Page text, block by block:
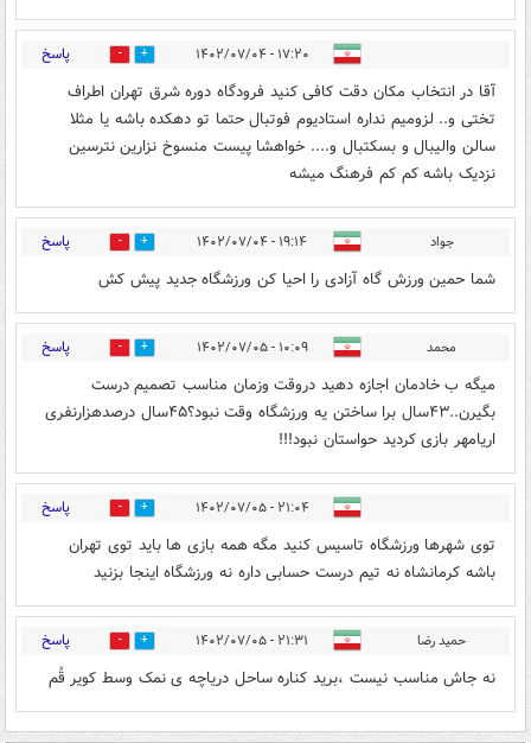
۱۷:۲۰ - ۱۴۰۲/۰۷/۰۴ 0 پاسخ
آقا در انتخاب مکان دقت کافی کنید فرودگاه دوره شرق تهران اطراف
تختی و.. لزومیم نداره استادیوم فوتبال حتما تو دهکده باشه یا مثلا
سالن والیبال و بسکتبال و.... خواهشا پیست منسوخ نزارین نترسین
نزدیک باشه کم کم فرهنگ میشه
جواد ۱۹:۱۴ - ۱۴۰۲/۰۷/۰۴ 0 پاسخ
شما حمین ورزش گاه آزادی را احیا کن ورزشگاه جدید پیش کش
محمد ۱۰:۰۹ - ۱۴۰۲/۰۷/۰۵ 0 پاسخ
میگه ب خادمان اجازه دهید دروقت وزمان مناسب تصمیم درست
بگیرن..۴۳سال برا ساختن یه ورزشگاه وقت نبود؟۴۵سال درصدهزارنفری
اریامهر بازی کردید حواستان نبود!!!
۲۱:۰۴ - ۱۴۰۲/۰۷/۰۵ 0 پاسخ
توی شهرها ورزشگاه تاسیس کنید مگه همه بازی ها باید توی تهران
باشه کرمانشاه نه تیم درست حسابی داره نه ورزشگاه اینجا بزنید
حمید رضا ۲۱:۳۱ - ۱۴۰۲/۰۷/۰۵ 0 پاسخ
نه جاش مناسب نیست ،برید کناره ساحل دریاچه ی نمک وسط کویر قُم